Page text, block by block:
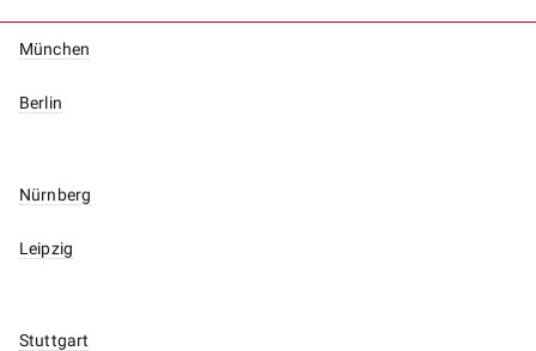
München
Berlin
Nürnberg
Leipzig
Stuttgart